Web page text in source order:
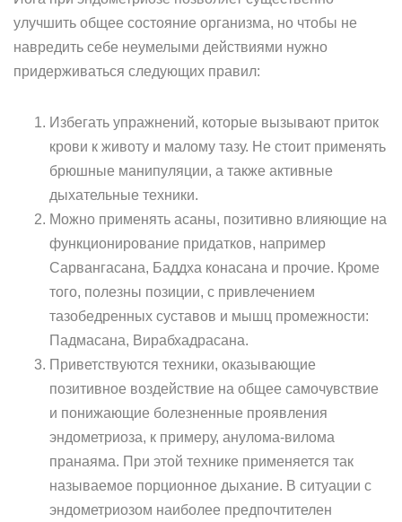
улучшить общее состояние организма, но чтобы не
навредить себе неумелыми действиями нужно
придерживаться следующих правил:
Избегать упражнений, которые вызывают приток
крови к животу и малому тазу. Не стоит применять
брюшные манипуляции, а также активные
дыхательные техники.
Можно применять асаны, позитивно влияющие на
функционирование придатков, например
Сарвангасана, Баддха конасана и прочие. Кроме
того, полезны позиции, с привлечением
тазобедренных суставов и мышц промежности:
Падмасана, Вирабхадрасана.
Приветствуются техники, оказывающие
позитивное воздействие на общее самочувствие
и понижающие болезненные проявления
эндометриоза, к примеру, анулома-вилома
пранаяма. При этой технике применяется так
называемое порционное дыхание. В ситуации с
эндометриозом наиболее предпочтителен